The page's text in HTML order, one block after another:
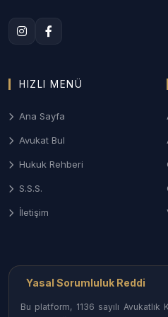
Merkezefendi ve
davalarında sonuç odaklı
3. Denizli Ceza ve Ağır
Ağır Ceza
ekonomik dosyalar ve
soruşturma aşamasından
koruyan etkin savunma
4. Ticari Alacak Takipleri
uyuşmazlıkları ve iflas-
Denizli İcra Müdürlükleri
HIZLI MENÜ
Ana Sayfa
Avukat Bul
Hukuk Rehberi
S.S.S.
İletişim
Yasal Sorumluluk Reddi
Bu platform, 1136 sayılı Avukatlık